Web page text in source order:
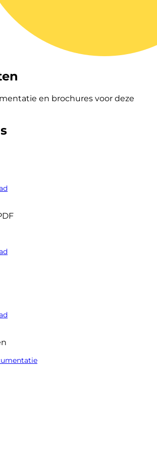
en brochures voor deze